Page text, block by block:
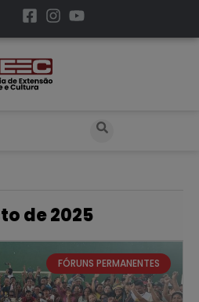
de 2025
FÓRUNS PERMANENTES